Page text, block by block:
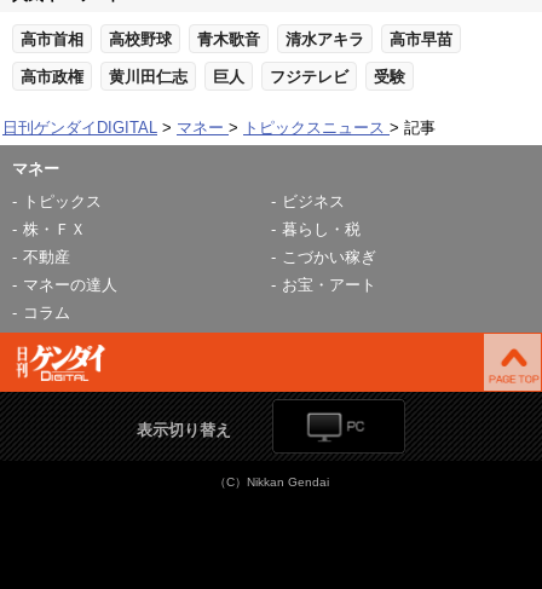
高市首相 高校野球 青木歌音 清水アキラ 高市早苗
高市政権 黄川田仁志 巨人 フジテレビ 受験
日刊ゲンダイDIGITAL マネー トピックスニュース 記事
マネー
トピックス
ビジネス
株・ＦＸ
暮らし・税
不動産
こづかい稼ぎ
マネーの達人
お宝・アート
コラム
表示切り替え
（C）Nikkan Gendai